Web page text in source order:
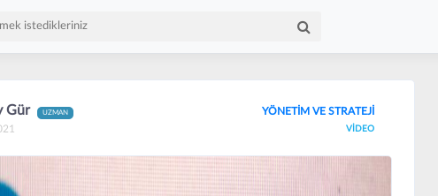
Gür UZMAN YÖNETİM VE STRATEJİ
VİDEO